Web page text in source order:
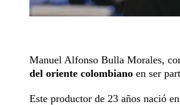
Manuel Alfonso Bulla Morales,
del oriente colombiano en ser
Este productor de 23 años nació